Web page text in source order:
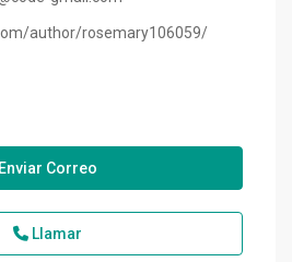
author/rosemary106059/
Enviar Correo
Llamar